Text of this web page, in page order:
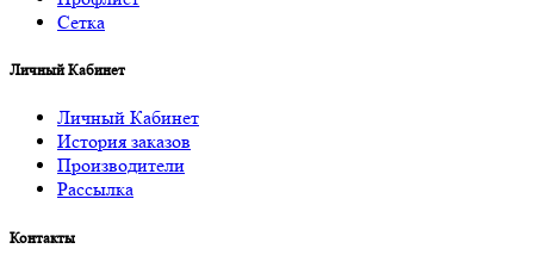
Сетка
Личный Кабинет
Личный Кабинет
История заказов
Производители
Рассылка
Контакты